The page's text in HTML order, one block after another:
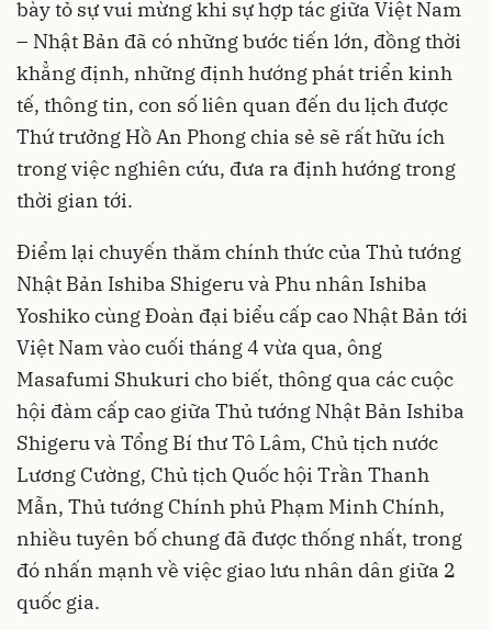
bày tỏ sự vui mừng khi sự hợp tác giữa Việt Nam
– Nhật Bản đã có những bước tiến lớn, đồng thời
khẳng định, những định hướng phát triển kinh
tế, thông tin, con số liên quan đến du lịch được
Thứ trưởng Hồ An Phong chia sẻ sẽ rất hữu ích
trong việc nghiên cứu, đưa ra định hướng trong
thời gian tới.
Điểm lại chuyến thăm chính thức của Thủ tướng
Nhật Bản Ishiba Shigeru và Phu nhân Ishiba
Yoshiko cùng Đoàn đại biểu cấp cao Nhật Bản tới
Việt Nam vào cuối tháng 4 vừa qua, ông
Masafumi Shukuri cho biết, thông qua các cuộc
hội đàm cấp cao giữa Thủ tướng Nhật Bản Ishiba
Shigeru và Tổng Bí thư Tô Lâm, Chủ tịch nước
Lương Cường, Chủ tịch Quốc hội Trần Thanh
Mẫn, Thủ tướng Chính phủ Phạm Minh Chính,
nhiều tuyên bố chung đã được thống nhất, trong
đó nhấn mạnh về việc giao lưu nhân dân giữa 2
quốc gia.